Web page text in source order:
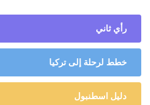
رأي ثاني
خطط لرحلة إلى تركيا
دليل اسطنبول